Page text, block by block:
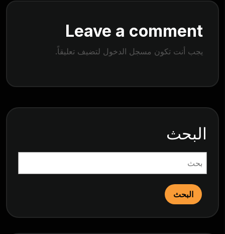
Leave a comment
يجب أنت تكون مسجل الدخول لتضيف تعليقاً.
البحث
البحث